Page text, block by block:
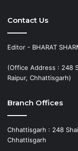
Contact Us
Editor - BHARAT
(Office Address : 248
Raipur, Chhattisgarh)
Branch Offices
Chhattisgarh : 248
Chhattisgarh